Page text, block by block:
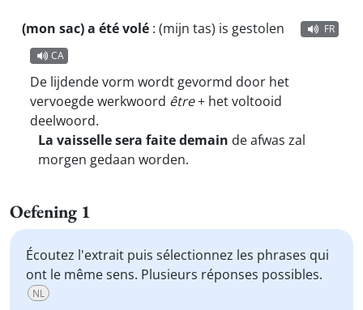
(mon sac) a été volé : (mijn tas) is gestolen
FR
CA
De lijdende vorm wordt gevormd door het
vervoegde werkwoord être+ het voltooid
deelwoord.
La vaisselle sera faite demain de afwas zal
morgen gedaan worden.
Oefening 1
Écoutez l'extrait puis sélectionnez les phrases qui
ont le même sens. Plusieurs réponses possibles.
NL